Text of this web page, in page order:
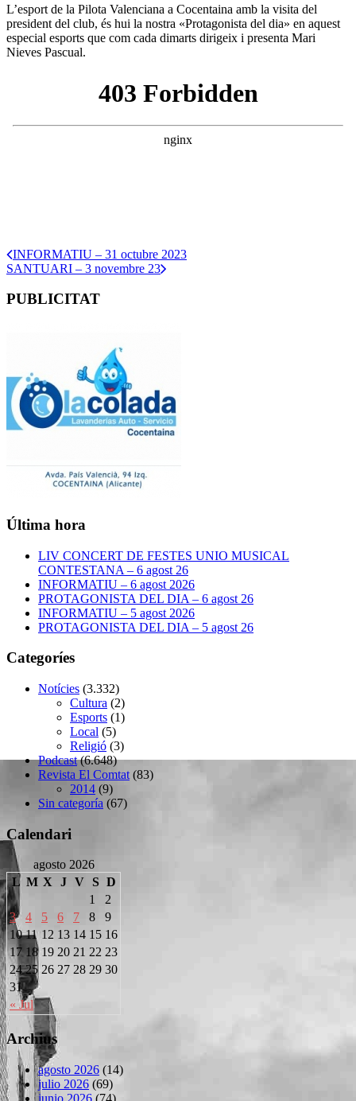
L’esport de la Pilota Valenciana a Cocentaina amb la visita del
president del club, és hui la nostra «Protagonista del dia» en aquest
especial esports que com cada dimarts dirigeix i presenta Mari
Nieves Pascual.
INFORMATIU – 31 octubre 2023
SANTUARI – 3 novembre 23
PUBLICITAT
Última hora
LIV CONCERT DE FESTES UNIO MUSICAL
CONTESTANA – 6 agost 26
INFORMATIU – 6 agost 2026
PROTAGONISTA DEL DIA – 6 agost 26
INFORMATIU – 5 agost 2026
PROTAGONISTA DEL DIA – 5 agost 26
Categoríes
Notícies (3.332)
Cultura (2)
Esports (1)
Local (5)
Religió (3)
Podcast(6.648)
Revista El Comtat (83)
2014 (9)
Sin categoría (67)
Calendari
agosto 2026
L M X J V S D
« Jul
1
2
3
4 5 6 7 8
9
10 11 12 13 14 15 16
17 18 19 20 21 22 23
24 25 26 27 28 29 30
31
Archius
agosto 2026 (14)
julio 2026 (69)
junio 2026 (74)